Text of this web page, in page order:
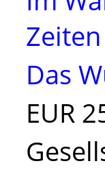
Zeiten
Das
EUR